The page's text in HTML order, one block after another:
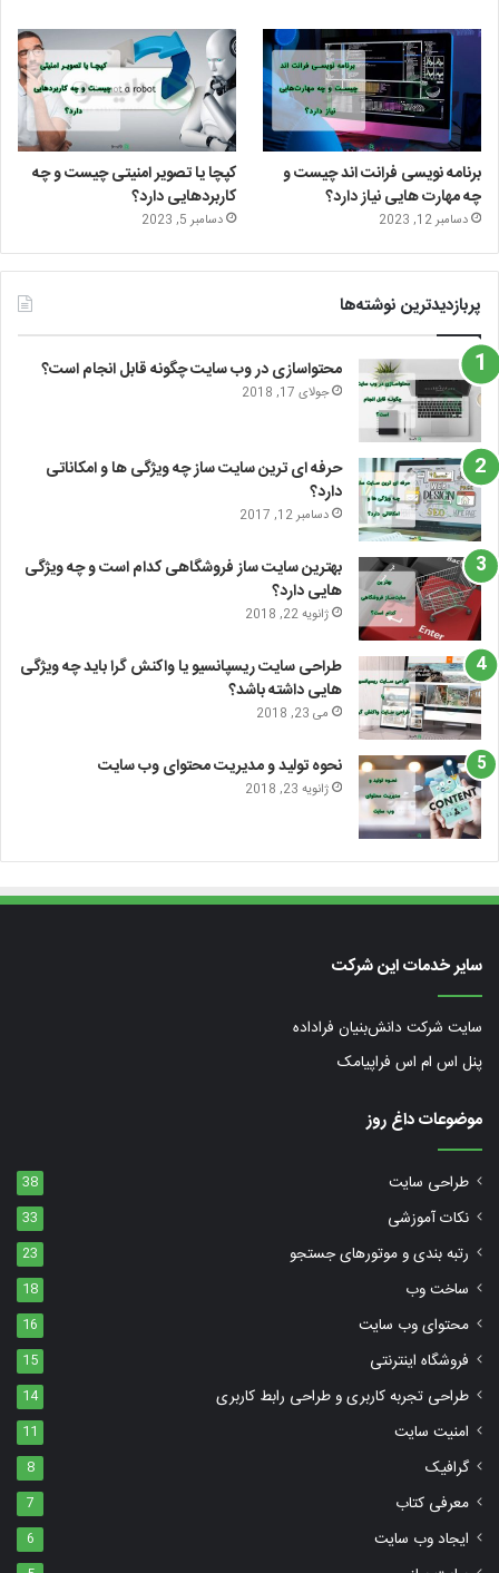
م
برنامه نویسی فرانت اند چیست و
چه مهارت هایی نیاز دارد؟
دسامبر 12, 2023
کپچا یا تصویر امنیتی چیست و چه
کاربردهایی دارد؟
دسامبر 5, 2023
پربازدیدترین نوشته‌ها
محتواسازی در وب سایت چگونه قابل انجام است؟
جولای 17, 2018
حرفه ای ترین سایت ساز چه ویژگی ها و امکاناتی
دارد؟
دسامبر 12, 2017
بهترین سایت ساز فروشگاهی کدام است و چه ویژگی
هایی دارد؟
ژانویه 22, 2018
طراحی سایت ریسپانسیو یا واکنش گرا باید چه ویژگی
هایی داشته باشد؟
می 23, 2018
نحوه تولید و مدیریت محتوای وب سایت
ژانویه 23, 2018
سایر خدمات این شرکت
سایت شرکت دانش‌بنیان فراداده
پنل اس ام اس فراپیامک
موضوعات داغ روز
طراحی سایت 38
نکات آموزشی 33
رتبه بندی و موتورهای جستجو 23
ساخت وب 18
محتوای وب سایت 16
فروشگاه اینترنتی 15
طراحی تجربه کاربری و طراحی رابط کاربری 14
امنیت سایت 11
گرافیک 8
معرفی کتاب 7
ایجاد وب سایت 6